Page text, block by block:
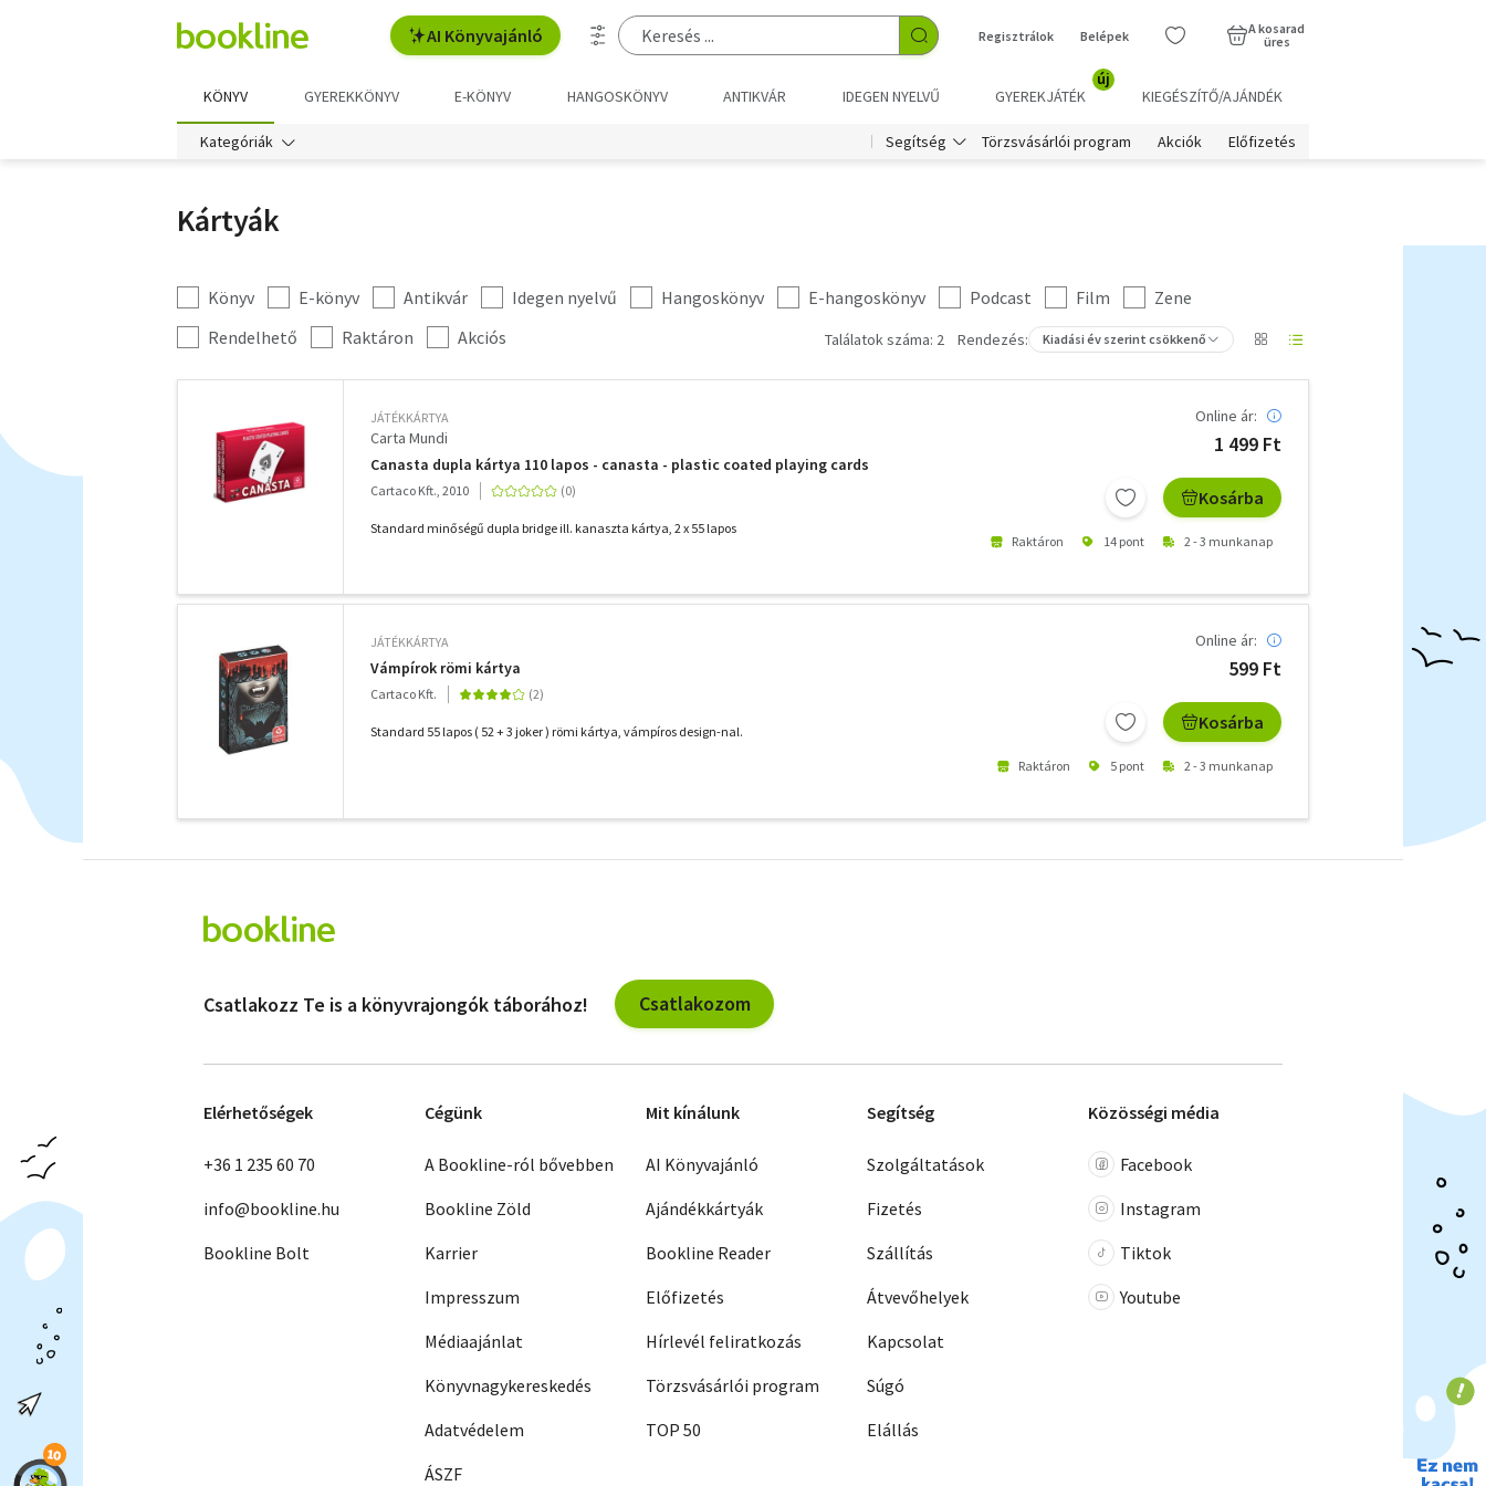
AI Könyvajánló Regisztrálok Belépek
A kosarad
üres
KÖNYV GYEREKKÖNYV E-KÖNYV HANGOSKÖNYV ANTIKVÁR IDEGEN NYELVŰ GYEREKJÁTÉK
új
KIEGÉSZÍTŐ/AJÁNDÉK
Kategóriák Segítség Törzsvásárlói program Akciók Előfizetés
Kártyák
Kategória
szűrés
Könyv E-könyv Antikvár Idegen nyelvű Hangoskönyv E-hangoskönyv Podcast Film
Zene
További
szűrők
Rendelhető Raktáron Akciós Találatok száma: 2 Rendezés: Kiadási év szerint csökkenő
JÁTÉKKÁRTYA
Carta Mundi
Canasta dupla kártya 110 lapos - canasta - plastic coated playing cards
Cartaco Kft., 2010
Standard minőségű dupla bridge ill. kanaszta kártya, 2 x 55 lapos
Online ár:
1 499 Ft
Kosárba
Raktáron 14 pont 2 - 3 munkanap
JÁTÉKKÁRTYA
Vámpírok römi kártya
Cartaco Kft.
Standard 55 lapos ( 52 + 3 joker ) römi kártya, vámpíros design-nal.
Online ár:
599 Ft
Kosárba
Raktáron 5 pont 2 - 3 munkanap
szűrők
Csatlakozz Te is a könyvrajongók táborához! Csatlakozom
Elérhetőségek
+36 1 235 60 70
info@bookline.hu
Bookline Bolt
Cégünk
A Bookline-ról bővebben
Bookline Zöld
Karrier
Impresszum
Médiaajánlat
Könyvnagykereskedés
Adatvédelem
ÁSZF
Mit kínálunk
AI Könyvajánló
Ajándékkártyák
Bookline Reader
Előfizetés
Hírlevél feliratkozás
Törzsvásárlói program
TOP 50
Segítség
Szolgáltatások
Fizetés
Szállítás
Átvevőhelyek
Kapcsolat
Súgó
Elállás
Közösségi média
Facebook
Instagram
Tiktok
Youtube